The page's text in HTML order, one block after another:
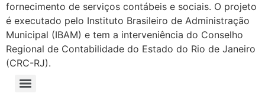
fornecimento de serviços contábeis e sociais. O projeto
é executado pelo Instituto Brasileiro de Administração
Municipal (IBAM) e tem a interveniência do Conselho
Regional de Contabilidade do Estado do Rio de Janeiro
(CRC-RJ).